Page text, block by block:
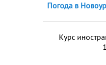
Погода в
Курс